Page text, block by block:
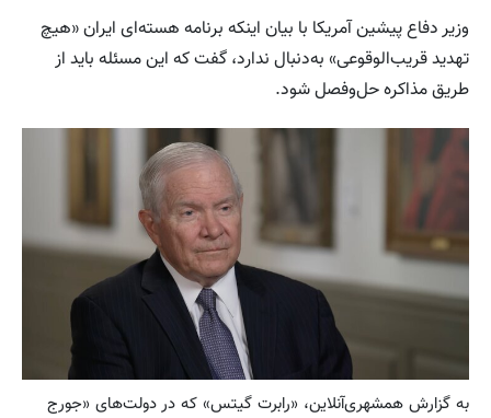
وزیر دفاع پیشین آمریکا با بیان اینکه برنامه هسته‌ای ایران «هیچ
تهدید قریب‌الوقوعی» به‌دنبال ندارد، گفت که این مسئله باید از
طریق مذاکره حل‌وفصل شود.
به گزارش همشهری‌آنلاین، «رابرت گیتس» که در دولت‌های «جورج